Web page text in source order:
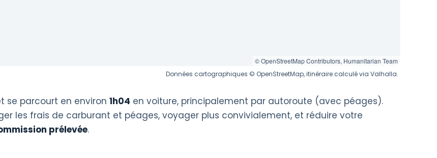
© OpenStreetMap Contributors, Humanitarian Team
Données cartographiques © OpenStreetMap, itinéraire calculé via Valhalla.
se parcourt en environ 1h04 en voiture, principalement par autoroute (avec péages).
les frais de carburant et péages, voyager plus convivialement, et réduire votre
prélevée.